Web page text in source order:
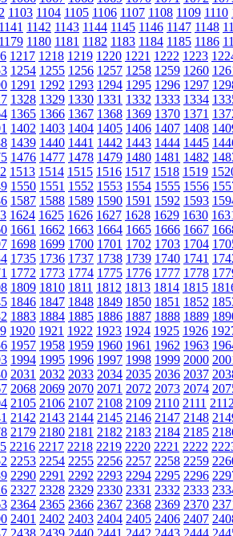
1103 1104 1105 1106 1107 1108 1109 1110
1141 1142 1143 1144 1145 1146 1147 1148
1179 1180 1181 1182 1183 1184 1185 1186
1217 1218 1219 1220 1221 1222 1223
1254 1255 1256 1257 1258 1259 1260
1291 1292 1293 1294 1295 1296 1297
1328 1329 1330 1331 1332 1333 1334
1365 1366 1367 1368 1369 1370 1371
1402 1403 1404 1405 1406 1407 1408
1439 1440 1441 1442 1443 1444 1445
1476 1477 1478 1479 1480 1481 1482
1513 1514 1515 1516 1517 1518 1519
1550 1551 1552 1553 1554 1555 1556
1587 1588 1589 1590 1591 1592 1593
1624 1625 1626 1627 1628 1629 1630
1661 1662 1663 1664 1665 1666 1667
1698 1699 1700 1701 1702 1703 1704
1735 1736 1737 1738 1739 1740 1741
1772 1773 1774 1775 1776 1777 1778
1809 1810 1811 1812 1813 1814 1815
1846 1847 1848 1849 1850 1851 1852
1883 1884 1885 1886 1887 1888 1889
1920 1921 1922 1923 1924 1925 1926
1957 1958 1959 1960 1961 1962 1963
1994 1995 1996 1997 1998 1999 2000
2031 2032 2033 2034 2035 2036 2037
2068 2069 2070 2071 2072 2073 2074
2105 2106 2107 2108 2109 2110 2111 2112
2142 2143 2144 2145 2146 2147 2148
2179 2180 2181 2182 2183 2184 2185
2216 2217 2218 2219 2220 2221 2222
2253 2254 2255 2256 2257 2258 2259
2290 2291 2292 2293 2294 2295 2296
2327 2328 2329 2330 2331 2332 2333
2364 2365 2366 2367 2368 2369 2370
2401 2402 2403 2404 2405 2406 2407
2438 2439 2440 2441 2442 2443 2444